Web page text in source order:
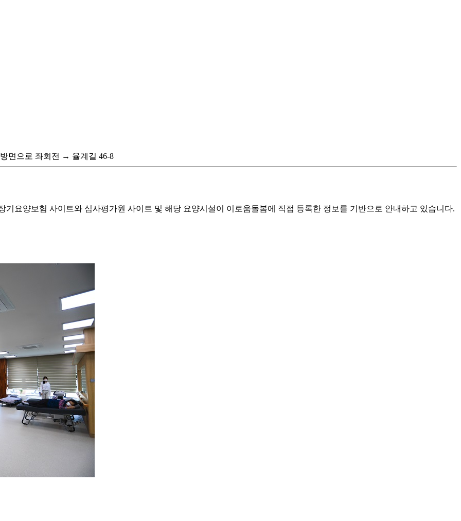
면으로 좌회전 → 율계길 46-8
요양보험 사이트와 심사평가원 사이트 및 해당 요양시설이 이로움돌봄에 직접 등록한 정보를 기반으로 안내하고 있습니다.